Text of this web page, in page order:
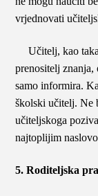
vrjednovati
Učitelj, kao
prenositelj
samo informira.
školski učitelj. Ne
učiteljskoga
najtoplijim
5. Roditeljska